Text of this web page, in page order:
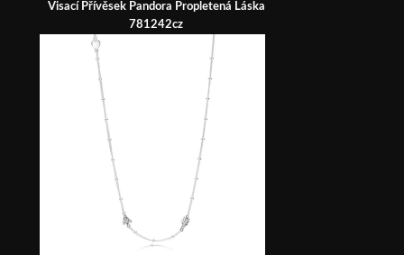
Visací Přívěsek Pandora Propletená Láska
781242cz